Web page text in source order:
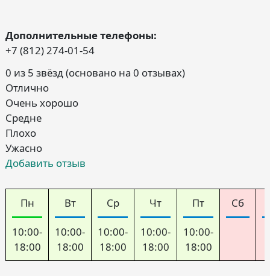
Дополнительные телефоны:
+7 (812) 274-01-54
0 из 5 звёзд (основано на 0 отзывах)
Отлично
Очень хорошо
Средне
Плохо
Ужасно
Добавить отзыв
Пн
10:00-
18:00
Вт
10:00-
18:00
Ср
10:00-
18:00
Чт
10:00-
18:00
Пт
10:00-
18:00
Сб